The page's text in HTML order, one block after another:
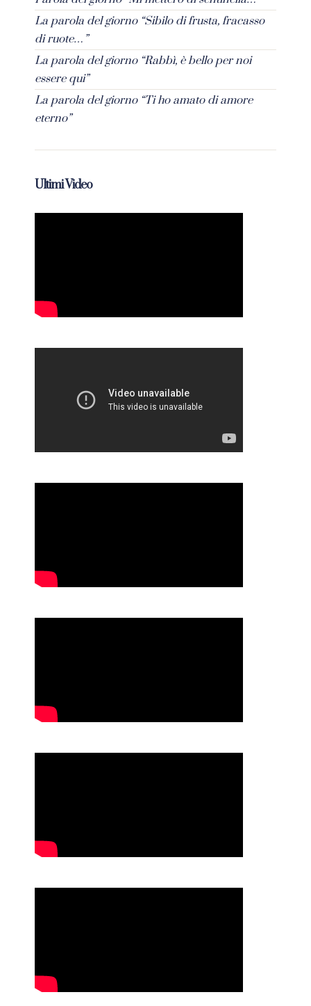
La parola del giorno “Sibilo di frusta, fracasso
di ruote…”
La parola del giorno “Rabbì, è bello per noi
essere qui”
La parola del giorno “Ti ho amato di amore
eterno”
Ultimi Video